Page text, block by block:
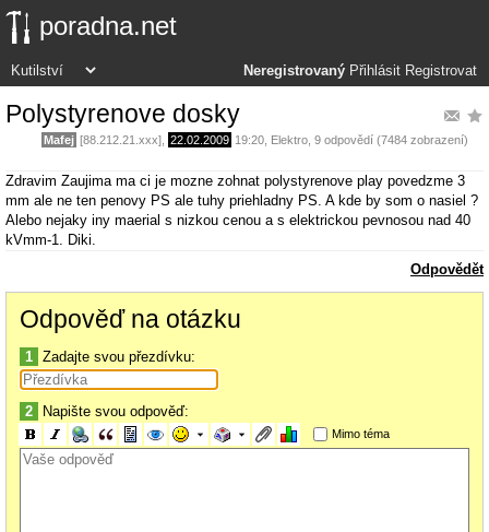
poradna.net
Neregistrovaný Přihlásit Registrovat
Polystyrenove dosky
Mafej [88.212.21.xxx], 22.02.2009 19:20 Elektro , 9 odpovědí (7484 zobrazení)
Zdravim Zaujima ma ci je mozne zohnat polystyrenove play povedzme 3
mm ale ne ten penovy PS ale tuhy priehladny PS. A kde by som o nasiel ?
Alebo nejaky iny maerial s nizkou cenou a s elektrickou pevnosou nad 40
kVmm-1. Diki.
Odpovědět
Odpověď na otázku
1 Zadajte svou přezdívku:
2 Napište svou odpověď:
Mimo téma